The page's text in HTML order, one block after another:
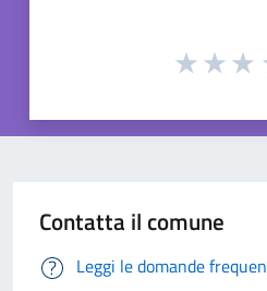
Contatta il comune
Leggi le domande